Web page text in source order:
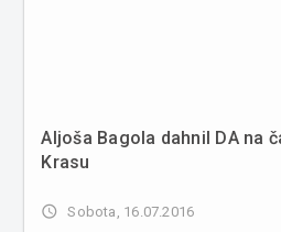
Aljoša Bagola dahnil DA na
Krasu
access_time Sobota, 16.07.2016